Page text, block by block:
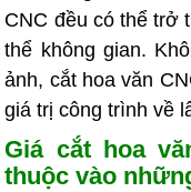
CNC đều có thể trở
thể không gian.
ảnh, cắt hoa văn
giá trị công trình về
Giá cắt hoa
thuộc vào